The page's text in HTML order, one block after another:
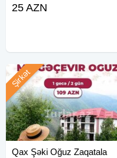
Avqust •Qiymət: •Ekonom Paket:
25 AZN
Qax Şəki Oğuz Zaqatala
Şirkət